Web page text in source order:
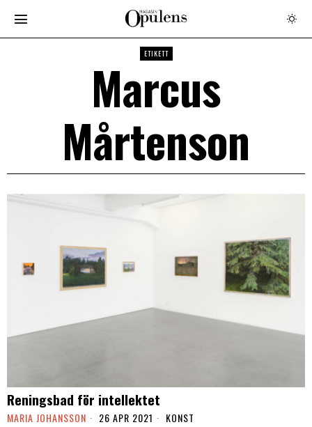
ETIKETT
Marcus
Mårtenson
Reningsbad för intellektet
MARIA JOHANSSON 26 APR 2021 KONST